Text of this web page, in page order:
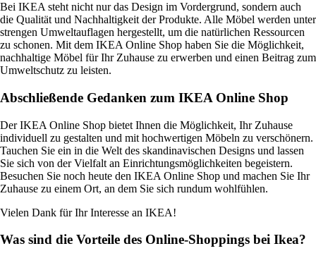
Bei IKEA steht nicht nur das Design im Vordergrund, sondern auch
die Qualität und Nachhaltigkeit der Produkte. Alle Möbel werden unter
strengen Umweltauflagen hergestellt, um die natürlichen Ressourcen
zu schonen. Mit dem IKEA Online Shop haben Sie die Möglichkeit,
nachhaltige Möbel für Ihr Zuhause zu erwerben und einen Beitrag zum
Umweltschutz zu leisten.
Abschließende Gedanken zum IKEA Online Shop
Der IKEA Online Shop bietet Ihnen die Möglichkeit, Ihr Zuhause
individuell zu gestalten und mit hochwertigen Möbeln zu verschönern.
Tauchen Sie ein in die Welt des skandinavischen Designs und lassen
Sie sich von der Vielfalt an Einrichtungsmöglichkeiten begeistern.
Besuchen Sie noch heute den IKEA Online Shop und machen Sie Ihr
Zuhause zu einem Ort, an dem Sie sich rundum wohlfühlen.
Vielen Dank für Ihr Interesse an IKEA!
Was sind die Vorteile des Online-Shoppings bei Ikea?